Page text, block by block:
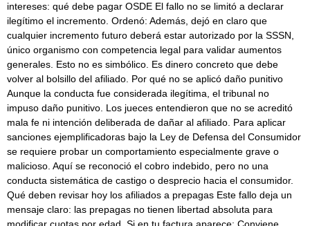
intereses: qué debe pagar OSDE El fallo no se limitó a declarar
ilegítimo el incremento. Ordenó: Además, dejó en claro que
cualquier incremento futuro deberá estar autorizado por la SSSN,
único organismo con competencia legal para validar aumentos
generales. Esto no es simbólico. Es dinero concreto que debe
volver al bolsillo del afiliado. Por qué no se aplicó daño punitivo
Aunque la conducta fue considerada ilegítima, el tribunal no
impuso daño punitivo. Los jueces entendieron que no se acreditó
mala fe ni intención deliberada de dañar al afiliado. Para aplicar
sanciones ejemplificadoras bajo la Ley de Defensa del Consumidor
se requiere probar un comportamiento especialmente grave o
malicioso. Aquí se reconoció el cobro indebido, pero no una
conducta sistemática de castigo o desprecio hacia el consumidor.
Qué deben revisar hoy los afiliados a prepagas Este fallo deja un
mensaje claro: las prepagas no tienen libertad absoluta para